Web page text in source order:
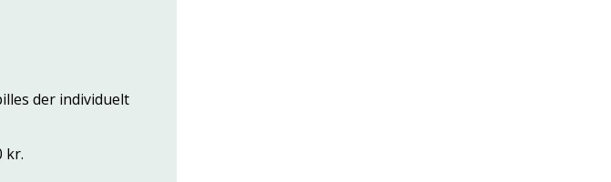
der individuelt
kr.